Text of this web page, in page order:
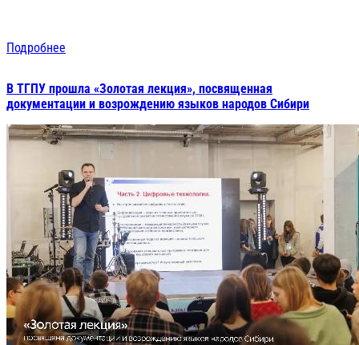
Подробнее
В ТГПУ прошла «Золотая лекция», посвященная
документации и возрождению языков народов Сибири